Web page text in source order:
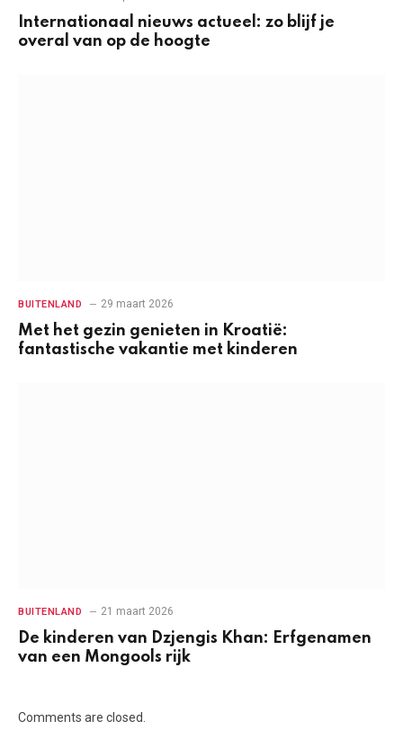
Internationaal nieuws actueel: zo blijf je
overal van op de hoogte
BUITENLAND 29 maart 2026
Met het gezin genieten in Kroatië:
fantastische vakantie met kinderen
BUITENLAND 21 maart 2026
De kinderen van Dzjengis Khan: Erfgenamen
van een Mongools rijk
Comments are closed.